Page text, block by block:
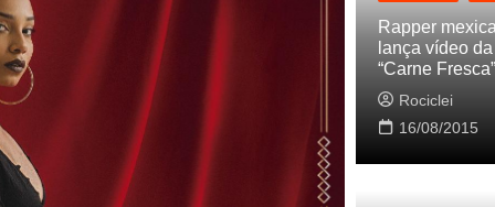
Rapper
lança vídeo
“Carne Fresca”
Rociclei
16/08/2015